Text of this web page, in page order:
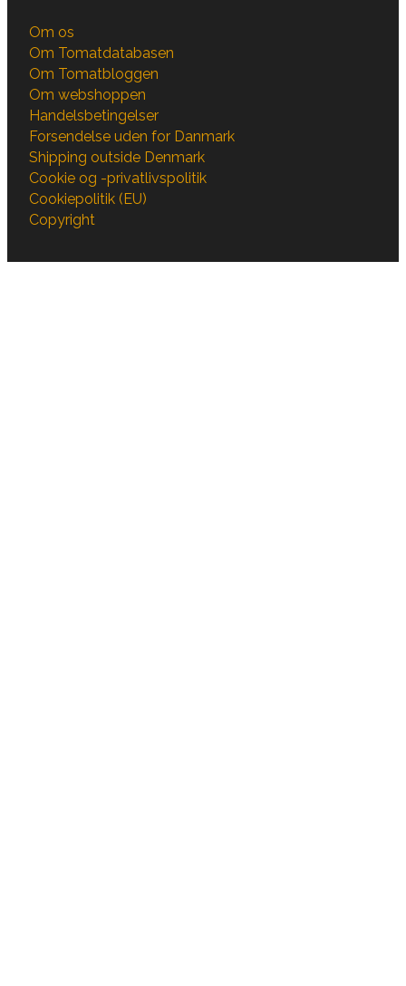
Om os
Om Tomatdatabasen
Om Tomatbloggen
Om webshoppen
Handelsbetingelser
Forsendelse uden for Danmark
Shipping outside Denmark
Cookie og -privatlivspolitik
Cookiepolitik (EU)
Copyright